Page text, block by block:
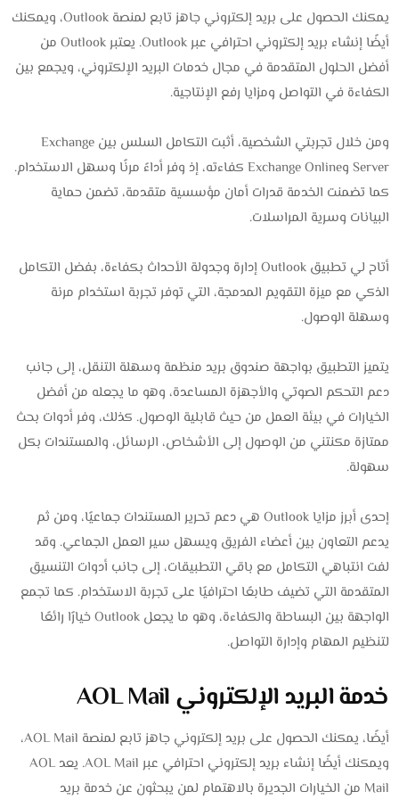
يمكنك الحصول على بريد إلكتروني جاهز تابع لمنصة Outlook، ويمكنك
أيضًا إنشاء بريد إلكتروني احترافي عبر Outlook. يعتبر Outlook من
أفضل الحلول المتقدمة في مجال خدمات البريد الإلكتروني، ويجمع بين
الكفاءة في التواصل ومزايا رفع الإنتاجية.
ومن خلال تجربتي الشخصية، أثبت التكامل السلس بين Exchange
Server وExchange Online كفاءته، إذ وفر أداءً مرنًا وسهل الاستخدام.
كما تضمنت الخدمة قدرات أمان مؤسسية متقدمة، تضمن حماية
البيانات وسرية المراسلات.
أتاح لي تطبيق Outlook إدارة وجدولة الأحداث بكفاءة، بفضل التكامل
الذكي مع ميزة التقويم المدمجة، التي توفر تجربة استخدام مرنة
وسهلة الوصول.
يتميز التطبيق بواجهة صندوق بريد منظمة وسهلة التنقل، إلى جانب
دعم التحكم الصوتي والأجهزة المساعدة، وهو ما يجعله من أفضل
الخيارات في بيئة العمل من حيث قابلية الوصول. كذلك، وفر أدوات بحث
ممتازة مكنتني من الوصول إلى الأشخاص، الرسائل، والمستندات بكل
سهولة.
إحدى أبرز مزايا Outlook هي دعم تحرير المستندات جماعيًا، ومن ثم
يدعم التعاون بين أعضاء الفريق ويسهل سير العمل الجماعي. وقد
لفت انتباهي التكامل مع باقي التطبيقات، إلى جانب أدوات التنسيق
المتقدمة التي تضيف طابعًا احترافيًا على تجربة الاستخدام. كما تجمع
الواجهة بين البساطة والكفاءة، وهو ما يجعل Outlook خيارًا رائعًا
لتنظيم المهام وإدارة التواصل.
خدمة البريد الإلكتروني AOL Mail
أيضًا، يمكنك الحصول على بريد إلكتروني جاهز تابع لمنصة AOL Mail،
ويمكنك أيضًا إنشاء بريد إلكتروني احترافي عبر AOL Mail. يعد AOL
Mail من الخيارات الجديرة بالاهتمام لمن يبحثون عن خدمة بريد